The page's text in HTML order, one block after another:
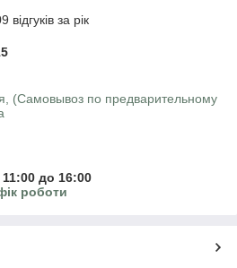
за рік
(Самовывоз по предварительному
до 16:00
роботи